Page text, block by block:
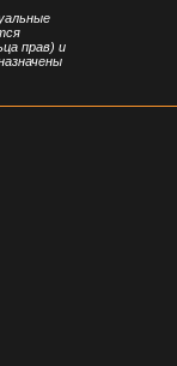
прав) и